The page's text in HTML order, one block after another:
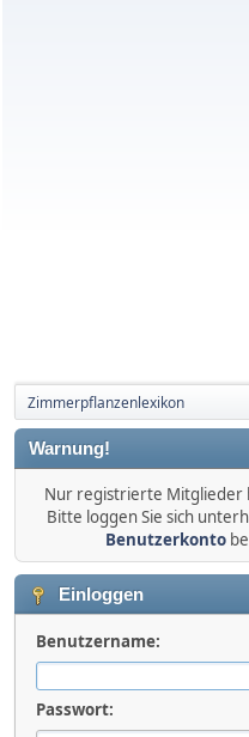
Zimmerpflanzenlexikon
Warnung!
Nur registrierte Mitglieder
Bitte loggen Sie sich
Benutzerkonto
Einloggen
Benutzername:
Passwort: